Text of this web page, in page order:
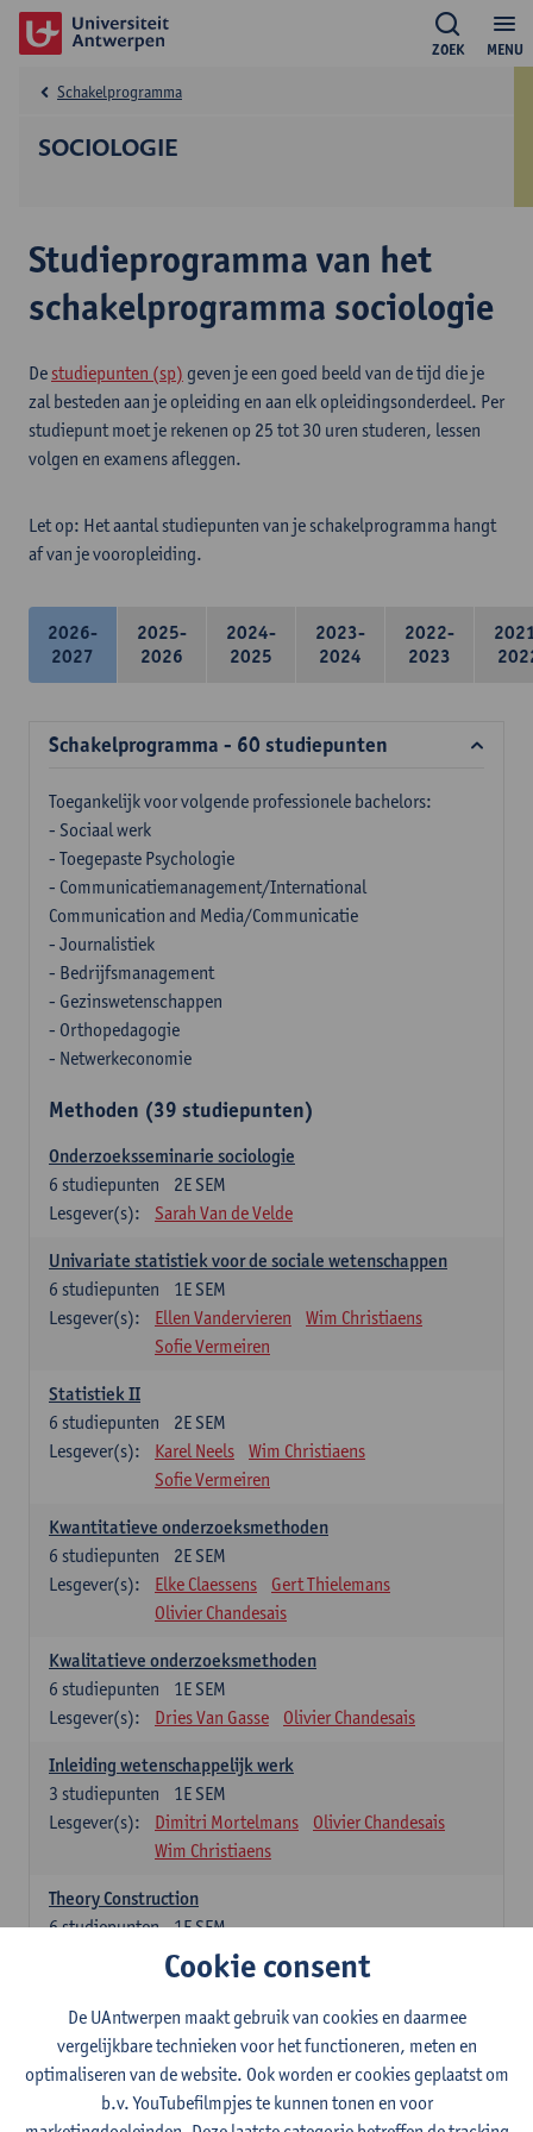
MENU
ZOEK
SOCIOLOGIE
Schakelprogramma
Studieprogramma van het
schakelprogramma sociologie
De studiepunten (sp) geven je een goed beeld van de tijd die je
zal besteden aan je opleiding en aan elk opleidingsonderdeel. Per
studiepunt moet je rekenen op 25 tot 30 uren studeren, lessen
volgen en examens afleggen.
Let op: Het aantal studiepunten van je schakelprogramma hangt
af van je vooropleiding.
2026-
2027
2025-
2026
2024-
2025
2023-
2024
2022-
2023
Schakelprogramma - 60 studiepunten
Toegankelijk voor volgende professionele bachelors:
- Sociaal werk
- Toegepaste Psychologie
- Communicatiemanagement/International
Communication and Media/Communicatie
- Journalistiek
- Bedrijfsmanagement
- Gezinswetenschappen
- Orthopedagogie
- Netwerkeconomie
Methoden (39 studiepunten)
Onderzoeksseminarie sociologie
2E SEM
6 studiepunten
Lesgever(s):
Sarah Van de Velde
Univariate statistiek voor de sociale wetenschappen
1E SEM
6 studiepunten
Lesgever(s):
Ellen Vandervieren
Wim Christiaens
Sofie Vermeiren
Statistiek II
2E SEM
6 studiepunten
Lesgever(s):
Karel Neels
Wim Christiaens
Sofie Vermeiren
Kwantitatieve onderzoeksmethoden
2E SEM
6 studiepunten
Lesgever(s):
Elke Claessens
Gert Thielemans
Olivier Chandesais
Kwalitatieve onderzoeksmethoden
1E SEM
6 studiepunten
Lesgever(s):
Dries Van Gasse Olivier Chandesais
Inleiding wetenschappelijk werk
1E SEM
3 studiepunten
Lesgever(s):
Dimitri Mortelmans
Olivier Chandesais
Wim Christiaens
Theory Construction
1E SEM
6studiepunten
Reda Mahajar
Algemeen vormende opleidingsonderdelen (15
studiepunten)
Sociale ongelijkheid: klasse, gender, etniciteit
1E SEM
3
studiepunten
Cookie consent
De UAntwerpen maakt gebruik van cookies en daarmee
vergelijkbare technieken voor het functioneren, meten en
optimaliseren van de website. Ook worden er cookies geplaatst om
b.v. YouTubefilmpjes te kunnen tonen en voor